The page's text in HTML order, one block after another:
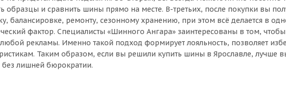
и сравнить шины прямо на месте. В-третьих, после покупки вы
ремонту, сезонному хранению, при этом всё делается в
фактор. Специалисты «Шинного Ангара» заинтересованы в том,
рекламы. Именно такой подход формирует лояльность, позволяет
Таким образом, если вы решили купить шины в Ярославле, лучше
без лишней бюрократии.